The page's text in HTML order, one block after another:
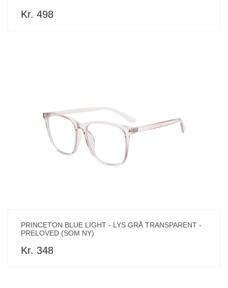
Kr. 498
PRINCETON BLUE LIGHT - LYS GRÅ TRANSPARENT -
PRELOVED (SOM NY)
Kr. 348